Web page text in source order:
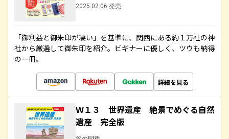
2025.02.06 発売
「御利益と御朱印が凄い」を基準に、関西にある約１万社の神
社から厳選して御朱印を紹介。ビギナーに優しく、ツウも納得
の一冊。
詳細を見る
Ｗ１３ 世界遺産 絶景でめぐる自然
遺産 完全版